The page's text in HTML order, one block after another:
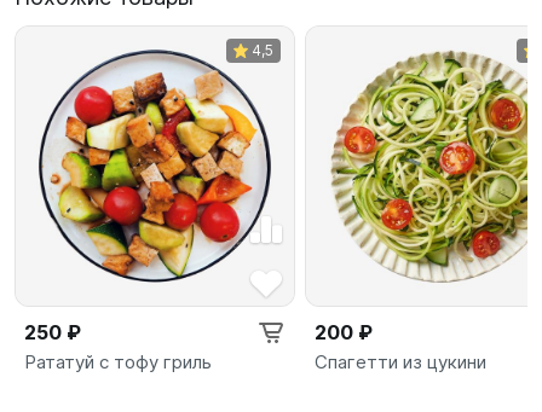
4,5
250 ₽
Рататуй с тофу гриль
200 ₽
Спагетти из цукини